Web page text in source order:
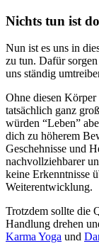
Nichts tun ist
Nun ist es uns in
zu tun. Dafür
uns ständig
Ohne diesen Körper
tatsächlich ganz
würden “Leben”
dich zu höherem
Geschehnisse und
nachvollziehbarer
keine Erkenntnisse
Weiterentwicklung.
Trotzdem sollte die
Handlung drehen
Karma Yoga und